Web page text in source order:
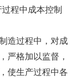
程中成本控制
造过程中，对成
严格加以监督，
使生产过程中各